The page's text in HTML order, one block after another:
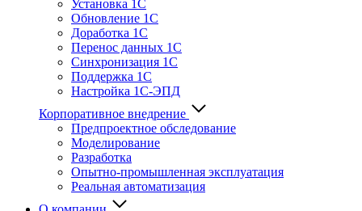
Установка 1С
Обновление 1С
Доработка 1С
Перенос данных 1С
Синхронизация 1С
Поддержка 1С
Настройка 1С-ЭПД
Корпоративное внедрение
Предпроектное обследование
Моделирование
Разработка
Опытно-промышленная эксплуатация
Реальная автоматизация